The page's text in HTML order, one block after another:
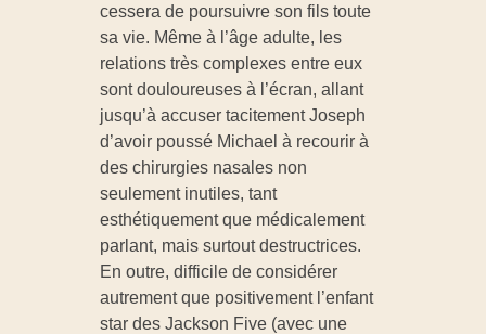
i
d
e
?
cessera de poursuivre son fils toute
sa vie. Même à l’âge adulte, les
relations très complexes entre eux
sont douloureuses à l’écran, allant
jusqu’à accuser tacitement Joseph
d’avoir poussé Michael à recourir à
des chirurgies nasales non
seulement inutiles, tant
esthétiquement que médicalement
parlant, mais surtout destructrices.
En outre, difficile de considérer
autrement que positivement l’enfant
star des Jackson Five (avec une